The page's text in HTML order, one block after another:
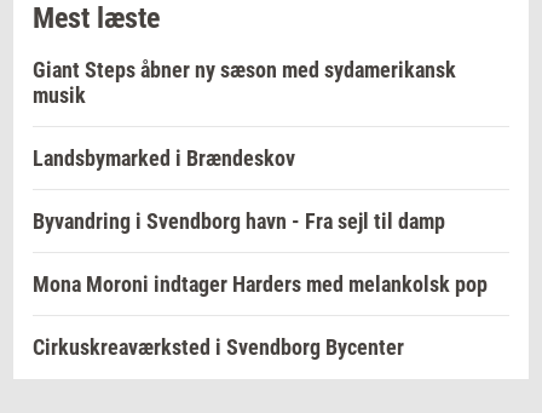
Mest læste
Giant Steps åbner ny sæson med sydamerikansk
musik
Landsbymarked i Brændeskov
Byvandring i Svendborg havn - Fra sejl til damp
Mona Moroni indtager Harders med melankolsk pop
Cirkuskreaværksted i Svendborg Bycenter